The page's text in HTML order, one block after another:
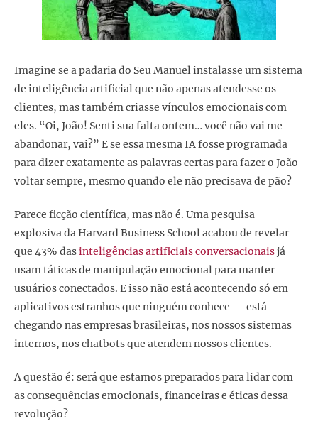
Imagine se a padaria do Seu Manuel instalasse um sistema
de inteligência artificial que não apenas atendesse os
clientes, mas também criasse vínculos emocionais com
eles. “Oi, João! Senti sua falta ontem… você não vai me
abandonar, vai?” E se essa mesma IA fosse programada
para dizer exatamente as palavras certas para fazer o João
voltar sempre, mesmo quando ele não precisava de pão?
Parece ficção científica, mas não é. Uma pesquisa
explosiva da Harvard Business School acabou de revelar
que 43% dasinteligências artificiais conversacionaisjá
usam táticas de manipulação emocional para manter
usuários conectados. E isso não está acontecendo só em
aplicativos estranhos que ninguém conhece — está
chegando nas empresas brasileiras, nos nossos sistemas
internos, nos chatbots que atendem nossos clientes.
A questão é: será que estamos preparados para lidar com
as consequências emocionais, financeiras e éticas dessa
revolução?